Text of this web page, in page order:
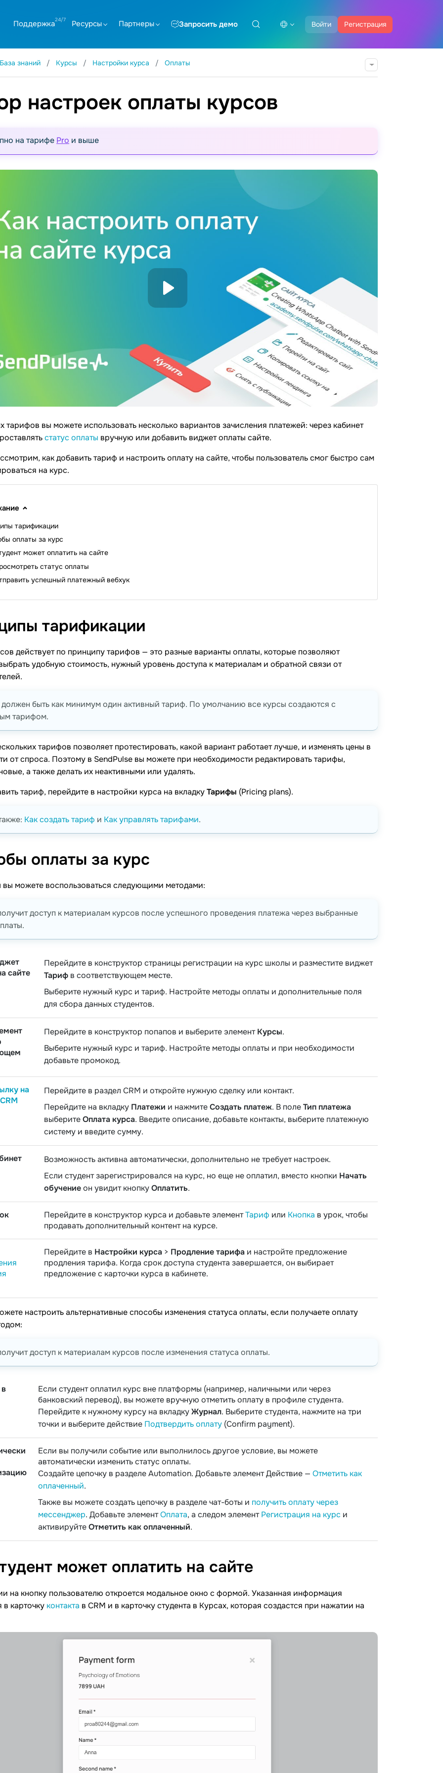
Войти Регистрация
Поддержка Ресурсы Партнеры Запросить демо
База знаний Курсы Настройки курса Оплаты
настроек оплаты курсов
на тарифе Pro и выше
тарифов вы можете использовать несколько вариантов зачисления платежей: через кабинет
статус оплаты вручную или добавить виджет оплаты сайте.
как добавить тариф и настроить оплату на сайте, чтобы пользователь смог быстро сам
на курс.
тарификации
оплаты за курс
может оплатить на сайте
статус оплаты
успешный платежный вебхук
тарификации
действует по принципу тарифов — это разные варианты оплаты, которые позволяют
удобную стоимость, нужный уровень доступа к материалам и обратной связи от
быть как минимум один активный тариф. По умолчанию все курсы создаются с
тарифом.
тарифов позволяет протестировать, какой вариант работает лучше, и изменять цены в
от спроса. Поэтому в SendPulse вы можете при необходимости редактировать тарифы,
а также делать их неактивными или удалять.
тариф, перейдите в настройки курса на вкладкуТарифы (Pricing plans).
Как создать тариф и Как управлять тарифами.
оплаты за курс
вы можете воспользоваться следующими методами:
доступ к материалам курсов после успешного проведения платежа через выбранные
сайте
Перейдите в конструктор страницы регистрации на курс школы и разместите виджет
Тариф в соответствующем месте.
Выберите нужный курс и тариф. Настройте методы оплаты и дополнительные поля
для сбора данных студентов.
Перейдите в конструктор попапов и выберите элементКурсы.
Выберите нужный курс и тариф. Настройте методы оплаты и при необходимости
добавьте промокод.
на
Перейдите в раздел CRM и откройте нужную сделку или контакт.
Перейдите на вкладку Платежи и нажмитеСоздать платеж. В полеТип платежа
выберитеОплата курса. Введите описание, добавьте контакты, выберите платежную
систему и введите сумму.
Возможность активна автоматически, дополнительно не требует настроек.
Если студент зарегистрировался на курс, но еще не оплатил, вместо кнопки Начать
обучениеон увидит кнопкуОплатить.
Перейдите в конструктор курса и добавьте элементТариф или Кнопка в урок, чтобы
продавать дополнительный контент на курсе.
Перейдите в Настройки курса > Продление тарифа и настройте предложение
продления тарифа. Когда срок доступа студента завершается, он выбирает
предложение с карточки курса в кабинете.
настроить альтернативные способы изменения статуса оплаты, если получаете оплату
доступ к материалам курсов после изменения статуса оплаты.
Если студент оплатил курс вне платформы (например, наличными или через
банковский перевод), вы можете вручную отметить оплату в профиле студента.
Перейдите к нужному курсу на вкладкуЖурнал. Выберите студента, нажмите на три
точки и выберите действие Подтвердить оплату (Confirm payment).
Если вы получили событие или выполнилось другое условие, вы можете
автоматически изменить статус оплаты.
Создайте цепочку в разделе Automation. Добавьте элемент Действие — Отметить как
оплаченный.
Также вы можете создать цепочку в разделе чат-боты и получить оплату через
мессенджер. Добавьте элементОплата, а следом элементРегистрация на курс и
активируйтеОтметить как оплаченный.
может оплатить на сайте
на кнопку пользователю откроется модальное окно с формой. Указанная информация
в карточку контакта в CRM и в карточку студента в Курсах, которая создастся при нажатии на